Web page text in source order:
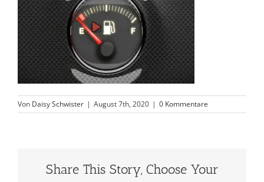
Von Daisy Schwister | August 7th, 2020 | 0 Kommentare
Share This Story, Choose Your